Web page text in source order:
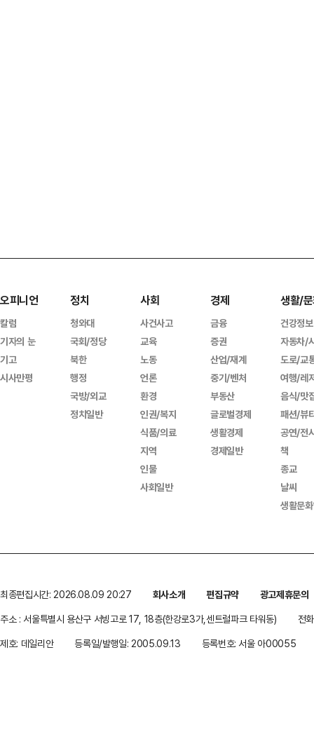
오피니언
칼럼
기자의 눈
기고
시사만평
정치
청와대
국회/정당
북한
행정
국방/외교
정치일반
사회
사건사고
교육
노동
언론
환경
인권/복지
식품/의료
지역
인물
사회일반
경제
금융
증권
산업/재계
중기/벤처
부동산
글로벌경제
생활경제
경제일반
생활/
건강정보
자동차/
도로/교
여행/레
음식/맛
패션/뷰
공연/전
책
종교
날씨
생활문
최종편집시간: 2026.08.09 20:27 회사소개 편집규약
광고제휴문의
주소 : 서울특별시 용산구 서빙고로 17, 18층(한강로3가,센트럴파크 타워동)
전
제호: 데일리안
등록일/발행일: 2005.09.13 등록번호: 서울 아00055